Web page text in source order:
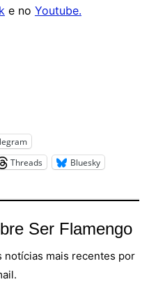
e no Youtube.
Threads Bluesky
Ser Flamengo
notícias mais recentes por